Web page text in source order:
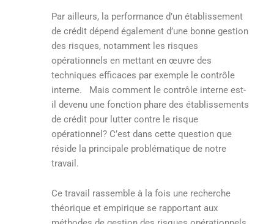
Par ailleurs, la performance d’un établissement
de crédit dépend également d’une bonne gestion
des risques, notamment les risques
opérationnels en mettant en œuvre des
techniques efficaces par exemple le contrôle
interne. Mais comment le contrôle interne est-
il devenu une fonction phare des établissements
de crédit pour lutter contre le risque
opérationnel? C’est dans cette question que
réside la principale problématique de notre
travail.
Ce travail rassemble à la fois une recherche
théorique et empirique se rapportant aux